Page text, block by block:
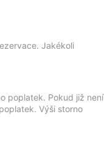
Jakékoli
poplatek. Pokud již není
Výši storno